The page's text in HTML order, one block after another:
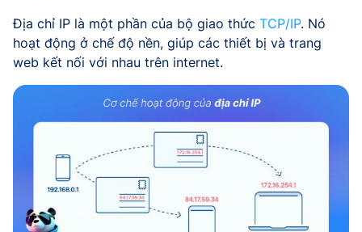
Địa chỉ IP là một phần của bộ giao thức TCP/IP. Nó
hoạt động ở chế độ nền, giúp các thiết bị và trang
web kết nối với nhau trên internet.